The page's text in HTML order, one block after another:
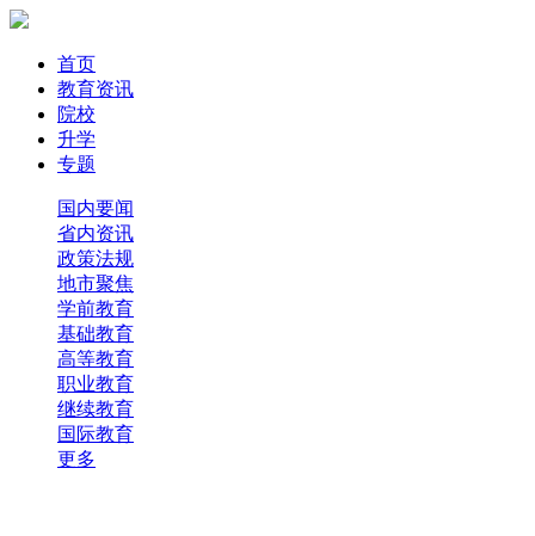
首页
教育资讯
院校
升学
专题
国内要闻
省内资讯
政策法规
地市聚焦
学前教育
基础教育
高等教育
职业教育
继续教育
国际教育
更多